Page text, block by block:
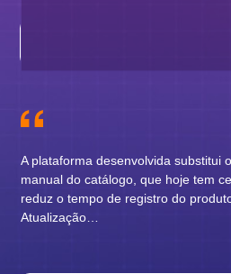
A plataforma desenvolvida substitui
manual do catálogo, que hoje tem
reduz o tempo de registro do
Atualização…